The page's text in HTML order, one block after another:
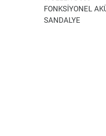
FONKSİYONEL
SANDALYE